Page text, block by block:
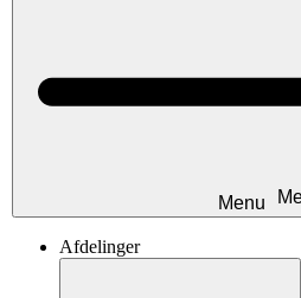
Afdelinger